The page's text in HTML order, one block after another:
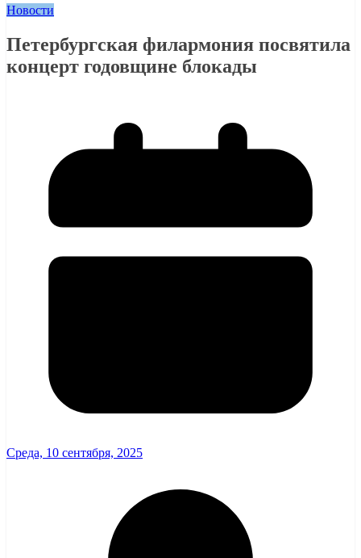
Новости
Петербургская филармония посвятила
концерт годовщине блокады
Среда, 10 сентября, 2025